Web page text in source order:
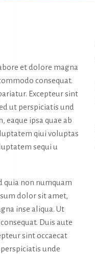
et dolore magna
consequat.
Excepteur sint
ut perspiciatis und
ipsa quae ab
qiui voluptas
sequi u
quia non numquam
dolor sit amet,
inse aliqua. Ut
Duis aute
sint occaecat
unde